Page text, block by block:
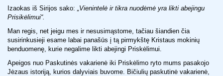
Izaokas iš Sirijos sako: „Vienintelė ir tikra nuodėmė yra likti abejingu
Prisikėlimui“.
Man regis, net jeigu mes ir nesusimąstome, tačiau šiandien čia
susirinkusieji esame labai panašūs į tą pirmykštę Kristaus mokinių
benduomenę, kurie negalime likti abejingi Priskėlimui.
Apeigos nuo Paskutinės vakarienė iki Priskėlimo ryto mums pasakojo
Jėzaus istoriją, kurios dalyviais buvome. Bičiulių paskutinė vakarienė,